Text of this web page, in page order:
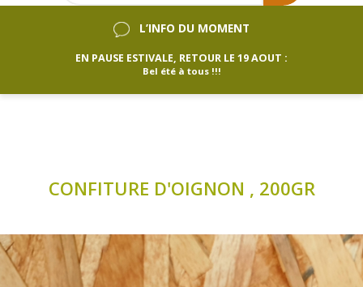
L’INFO DU MOMENT
EN PAUSE ESTIVALE, RETOUR LE 19 AOUT :
Bel été à tous !!!
CONFITURE D'OIGNON , 200GR